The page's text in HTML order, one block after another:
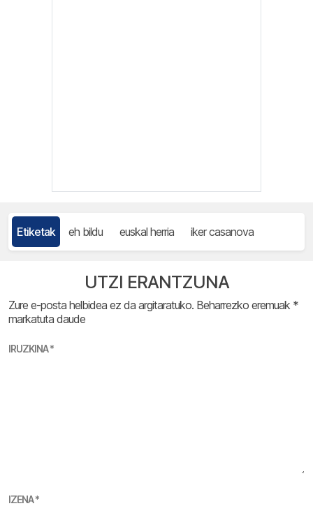
Etiketak eh bildu euskal herria iker casanova
UTZI ERANTZUNA
Zure e-posta helbidea ez da argitaratuko. Beharrezko eremuak *
markatuta daude
IRUZKINA*
IZENA*